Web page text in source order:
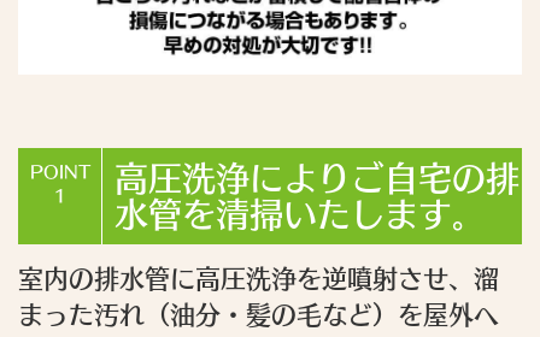
POINT
1
高圧洗浄によりご自宅の排
水管を清掃いたします。
室内の排水管に高圧洗浄を逆噴射させ、溜
まった汚れ（油分・髪の毛など）を屋外へ